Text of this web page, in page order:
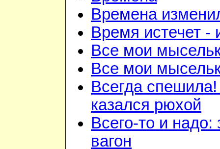
Времена
Время истечет -
Все мои
Все мои
Всегда
казался рюхой
Всего-то и надо:
вагон